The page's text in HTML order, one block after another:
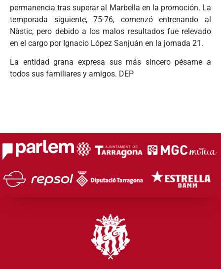
permanencia tras superar al Marbella en la promoción. La
temporada siguiente, 75-76, comenzó entrenando al
Nàstic, pero debido a los malos resultados fue relevado
en el cargo por Ignacio López Sanjuán en la jornada 21.
La entidad grana expresa sus más sincero pésame a
todos sus familiares y amigos. DEP